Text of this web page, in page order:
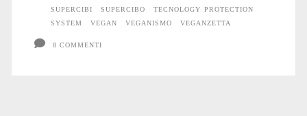
SUPERCIBI
SUPERCIBO
TECNOLOGY PROTECTION
SYSTEM
VEGAN VEGANISMO VEGANZETTA
8 COMMENTI